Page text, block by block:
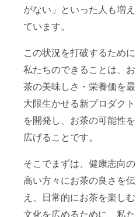
がない」といった人も増え
ています。
この状況を打破するために
私たちのできることは、お
茶の美味しさ・栄養価を最
大限生かせる新プロダクト
を開発し、お茶の可能性を
広げることです。
そこでまずは、健康志向の
高い方々にお茶の良さを伝
え、日常的にお茶を楽しむ
文化を広めるために、私た